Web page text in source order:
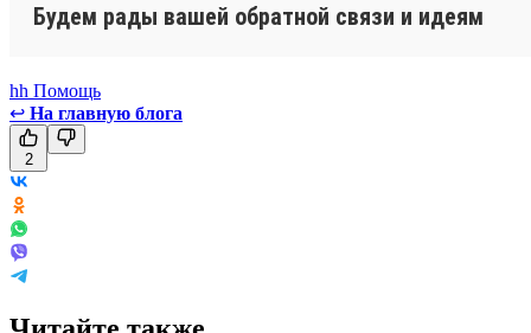
Будем рады вашей обратной связи и идеям
hh Помощь
↩ На главную блога
2